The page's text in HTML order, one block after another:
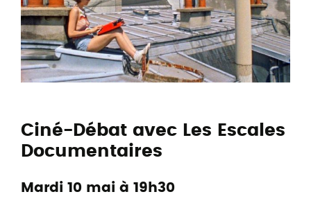
Ciné-Débat avec Les Escales
Documentaires
Mardi 10 mai à 19h30